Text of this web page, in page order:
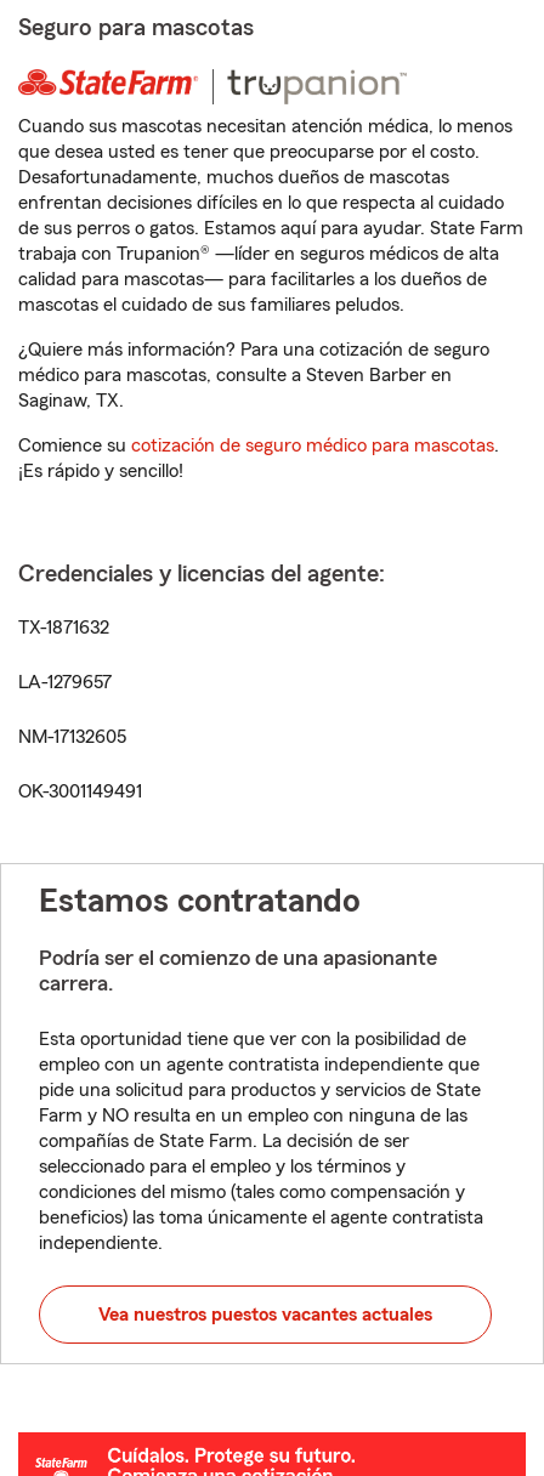
Seguro para mascotas
Cuando sus mascotas necesitan atención médica, lo menos
que desea usted es tener que preocuparse por el costo.
Desafortunadamente, muchos dueños de mascotas
enfrentan decisiones difíciles en lo que respecta al cuidado
de sus perros o gatos. Estamos aquí para ayudar. State Farm
trabaja con Trupanion® —líder en seguros médicos de alta
calidad para mascotas— para facilitarles a los dueños de
mascotas el cuidado de sus familiares peludos.
¿Quiere más información? Para una cotización de seguro
médico para mascotas, consulte a Steven Barber en
Saginaw, TX.
Comience su cotización de seguro médico para mascotas.
¡Es rápido y sencillo!
Credenciales y licencias del agente:
TX-1871632
LA-1279657
NM-17132605
OK-3001149491
Estamos contratando
Podría ser el comienzo de una apasionante
carrera.
Esta oportunidad tiene que ver con la posibilidad de
empleo con un agente contratista independiente que
pide una solicitud para productos y servicios de State
Farm y NO resulta en un empleo con ninguna de las
compañías de State Farm. La decisión de ser
seleccionado para el empleo y los términos y
condiciones del mismo (tales como compensación y
beneficios) las toma únicamente el agente contratista
independiente.
Vea nuestros puestos vacantes actuales